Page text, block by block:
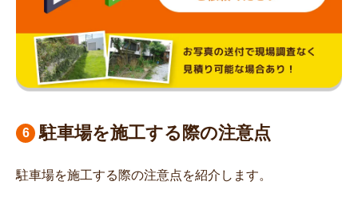
駐車場を施工する際の注意点
駐車場を施工する際の注意点を紹介します。